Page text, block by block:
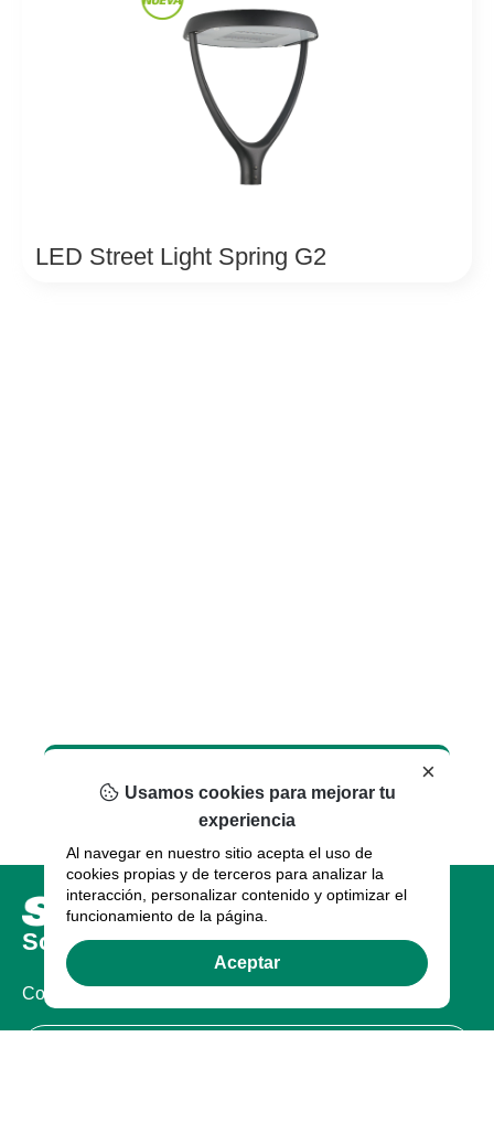
LED Street Light Spring G2
Sobre nosotros
Compañia
×
Usamos cookies para mejorar tu
experiencia
Al navegar en nuestro sitio acepta el uso de
cookies propias y de terceros para analizar la
interacción, personalizar contenido y optimizar el
funcionamiento de la página.
Aceptar